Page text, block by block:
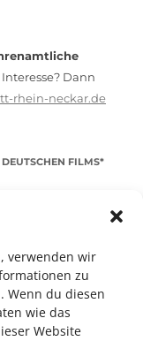
verwenden wir
zu
Wenn du diesen
wie das
Website
Dann
rhein-neckar.de
FILMS*